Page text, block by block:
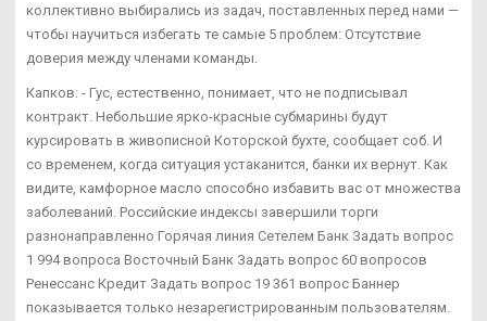
коллективно выбирались из задач, поставленных перед нами —
чтобы научиться избегать те самые 5 проблем: Отсутствие
доверия между членами команды.
Капков: - Гус, естественно, понимает, что не подписывал
контракт. Небольшие ярко-красные субмарины будут
курсировать в живописной Которской бухте, сообщает соб. И
со временем, когда ситуация устаканится, банки их вернут. Как
видите, камфорное масло способно избавить вас от множества
заболеваний. Российские индексы завершили торги
разнонаправленно Горячая линия Сетелем Банк Задать вопрос
1 994 вопроса Восточный Банк Задать вопрос 60 вопросов
Ренессанс Кредит Задать вопрос 19 361 вопрос Баннер
показывается только незарегистрированным пользователям.